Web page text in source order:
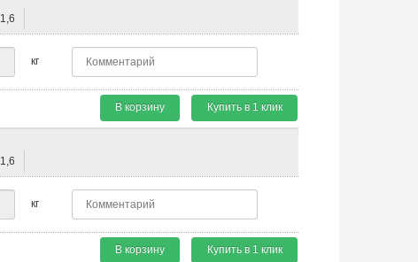
1,6
кг
В корзину Купить в 1 клик
1,6
кг
В корзину Купить в 1 клик